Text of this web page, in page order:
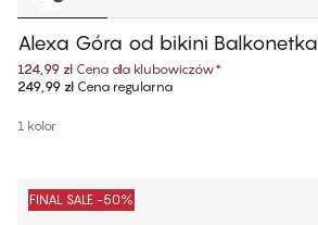
Alexa Góra od bikini Balkonetka
124,99 zł Cena dla klubowiczów*
249,99 złCena regularna
1 kolor
FINAL SALE -50%